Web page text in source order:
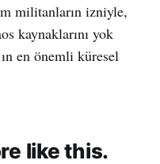
militanların izniyle,
kaynaklarını yok
en önemli küresel
like this.